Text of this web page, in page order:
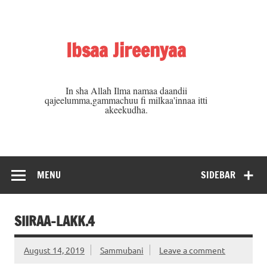
Ibsaa Jireenyaa
In sha Allah Ilma namaa daandii
qajeelumma,gammachuu fi milkaa'innaa itti
akeekudha.
SIDEBAR
MENU
SIIRAA-LAKK.4
August 14, 2019 Sammubani Leave a comment